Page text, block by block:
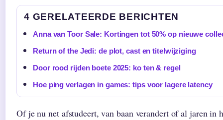
4 GERELATEERDE BERICHTEN
Anna van Toor Sale: Kortingen tot 50% op nieuwe
Return of the Jedi: de plot, cast en titelwijziging
Door rood rijden boete 2025: ko ten & regel
Hoe ping verlagen in games: tips voor lagere latency
Of je nu net afstudeert, van baan verandert of al jaren in